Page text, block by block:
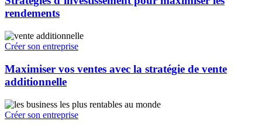
rendements
Créer son entreprise
Maximiser vos ventes avec la stratégie de vente
additionnelle
Créer son entreprise